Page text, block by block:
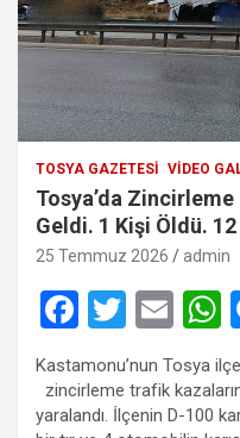
TOSYA GAZETESI VIDEO
Tosya’da
Geldi. 1 Kişi Öldü.
25 Temmuz 2026 admin
F
ce
b
T
wi
tt
er
E
ail
s
Kastamonu’nun Tosya
zincirleme trafik
yaralandı. İlçenin D-100